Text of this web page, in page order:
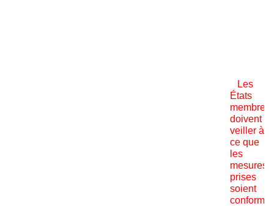
Les
États
membres
doivent
veiller à
ce que
les
mesures
prises
soient